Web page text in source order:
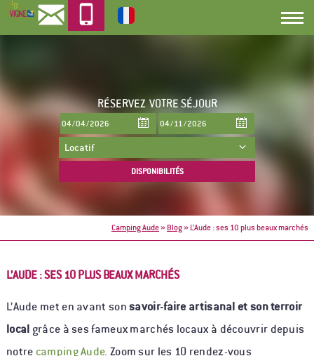
RÉSERVEZ VOTRE SÉJOUR
Camping Aude» Blog» L’Aude : ses 10 plus beaux marchés
L’AUDE : SES 10 PLUS BEAUX MARCHÉS
L’Aude met en avant sonsavoir-faire artisanal et son terroir
local grâce à ses fameux marchés locaux à découvrir depuis
notre camping Aude. Zoom sur les 10 rendez-vous